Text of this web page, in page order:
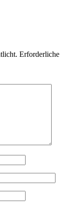
Erforderliche